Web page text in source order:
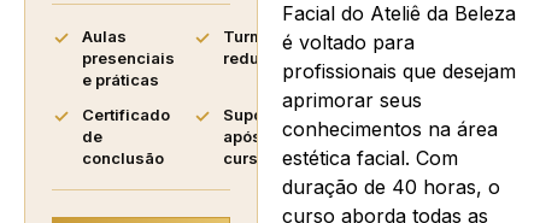
Aulas
presenciais
e práticas
Turmas
reduzidas
Certificado
de
conclusão
Suporte
após o
curso
Facial do Ateliê da Beleza
é voltado para
profissionais que desejam
aprimorar seus
conhecimentos na área
estética facial. Com
duração de 40 horas, o
curso aborda todas as